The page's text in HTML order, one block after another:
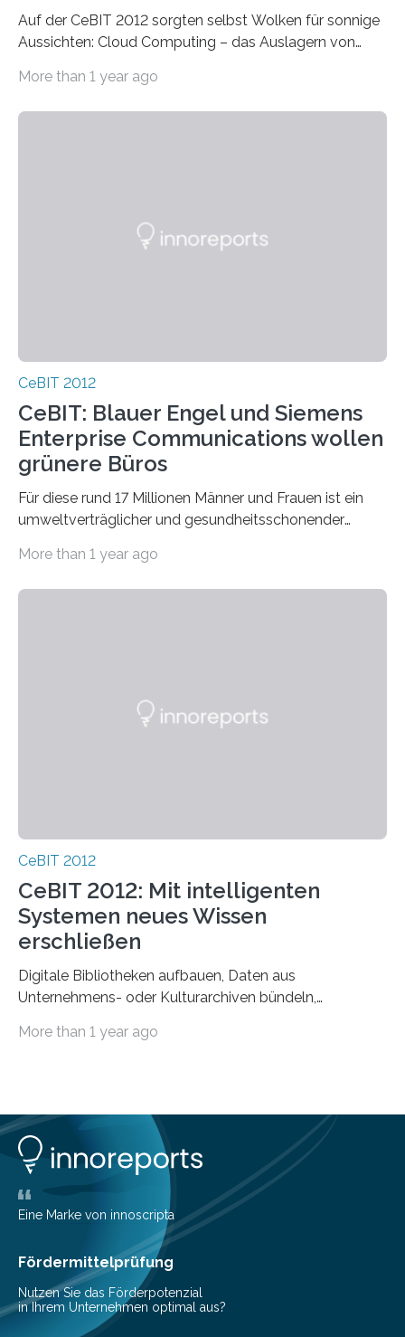
Auf der CeBIT 2012 sorgten selbst Wolken für sonnige
Aussichten: Cloud Computing – das Auslagern von
heißesten…
More than 1 year ago
CeBIT 2012
CeBIT: Blauer Engel und Siemens
Enterprise Communications wollen
grünere Büros
Für diese rund 17 Millionen Männer und Frauen ist ein
umweltverträglicher und gesundheitsschonender
Mitarbeiter…
More than 1 year ago
CeBIT 2012
CeBIT 2012: Mit intelligenten
Systemen neues Wissen
erschließen
Digitale Bibliotheken aufbauen, Daten aus
Unternehmens- oder Kulturarchiven bündeln,
das braucht Verfahren,…
More than 1 year ago
Eine Marke von innoscripta
Fördermittelprüfung
Nutzen Sie das Förderpotenzial
in Ihrem Unternehmen optimal aus?